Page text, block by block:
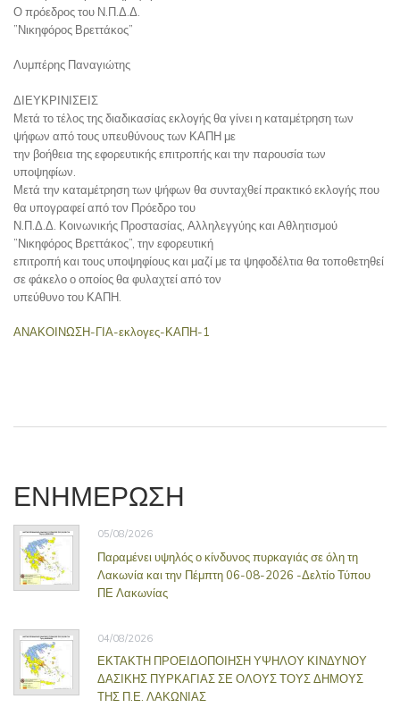
Ο πρόεδρος του Ν.Π.Δ.Δ.
”Νικηφόρος Βρεττάκος”
Λυμπέρης Παναγιώτης
ΔΙΕΥΚΡΙΝΙΣΕΙΣ
Μετά το τέλος της διαδικασίας εκλογής θα γίνει η καταμέτρηση των
ψήφων από τους υπευθύνους των ΚΑΠΗ με
την βοήθεια της εφορευτικής επιτροπής και την παρουσία των
υποψηφίων.
Μετά την καταμέτρηση των ψήφων θα συνταχθεί πρακτικό εκλογής που
θα υπογραφεί από τον Πρόεδρο του
Ν.Π.Δ.Δ. Κοινωνικής Προστασίας, Αλληλεγγύης και Αθλητισμού
”Νικηφόρος Βρεττάκος”, την εφορευτική
επιτροπή και τους υποψηφίους και μαζί με τα ψηφοδέλτια θα τοποθετηθεί
σε φάκελο ο οποίος θα φυλαχτεί από τον
υπεύθυνο του ΚΑΠΗ.
ΑΝΑΚΟΙΝΩΣΗ-ΓΙΑ-εκλογες-ΚΑΠΗ-1
ΕΝΗΜΕΡΩΣΗ
05/08/2026
Παραμένει υψηλός ο κίνδυνος πυρκαγιάς σε όλη τη
Λακωνία και την Πέμπτη 06-08-2026 -Δελτίο Τύπου
ΠΕ Λακωνίας
04/08/2026
ΕΚΤΑΚΤΗ ΠΡΟΕΙΔΟΠΟΙΗΣΗ ΥΨΗΛΟΥ ΚΙΝΔΥΝΟΥ
ΔΑΣΙΚΗΣ ΠΥΡΚΑΓΙΑΣ ΣΕ ΟΛΟΥΣ ΤΟΥΣ ΔΗΜΟΥΣ
ΤΗΣ Π.Ε. ΛΑΚΩΝΙΑΣ